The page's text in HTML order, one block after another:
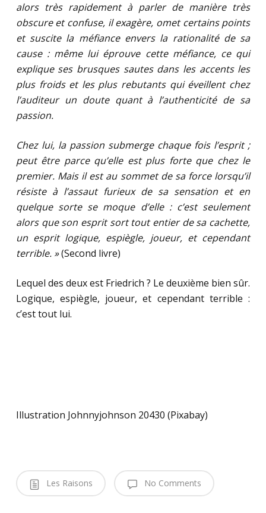
alors très rapidement à parler de manière très
obscure et confuse, il exagère, omet certains points
et suscite la méfiance envers la rationalité de sa
cause : même lui éprouve cette méfiance, ce qui
explique ses brusques sautes dans les accents les
plus froids et les plus rebutants qui éveillent chez
l’auditeur un doute quant à l’authenticité de sa
passion.
Chez lui, la passion submerge chaque fois l’esprit ;
peut être parce qu’elle est plus forte que chez le
premier. Mais il est au sommet de sa force lorsqu’il
résiste à l’assaut furieux de sa sensation et en
quelque sorte se moque d’elle : c’est seulement
alors que son esprit sort tout entier de sa cachette,
un esprit logique, espiègle, joueur, et cependant
terrible. »(Second livre)
Lequel des deux est Friedrich ? Le deuxième bien sûr.
Logique, espiègle, joueur, et cependant terrible :
c’est tout lui.
Illustration Johnnyjohnson 20430 (Pixabay)
Les Raisons No Comments